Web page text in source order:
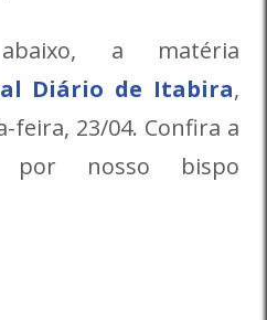
abaixo, a matéria
Diário de Itabira,
feira, 23/04. Confira a
por nosso bispo